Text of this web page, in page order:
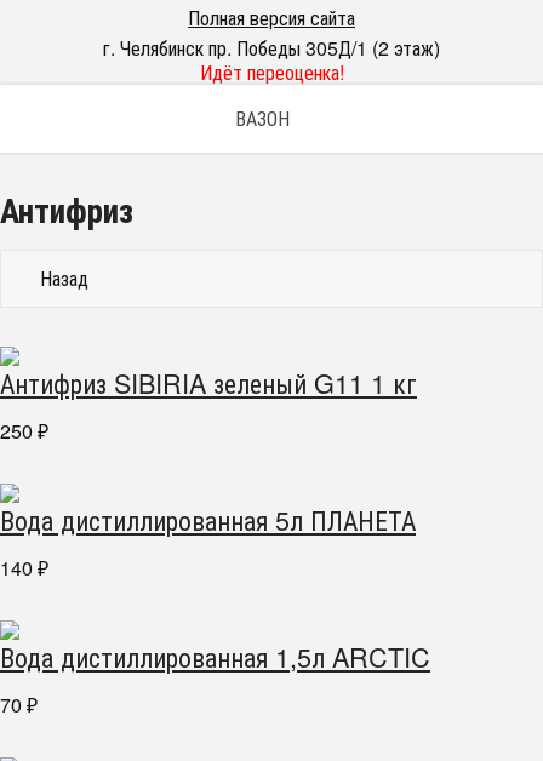
Полная версия сайта
г. Челябинск пр. Победы 305Д/1 (2 этаж)
Идёт переоценка!
ВАЗОН
Антифриз
Назад
Антифриз SIBIRIA зеленый G11 1 кг
250 ₽
Вода дистиллированная 5л ПЛАНЕТА
140 ₽
Вода дистиллированная 1,5л ARCTIC
70 ₽